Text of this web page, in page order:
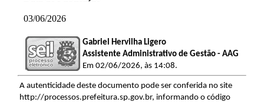
03/06/2026
Gabriel Hervilha Ligero
Assistente Administrativo de Gestão - AAG
Em 02/06/2026, às 14:08.
A autenticidade deste documento pode ser conferida no site
http://processos.prefeitura.sp.gov.br, informando o código